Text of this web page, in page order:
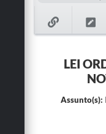
Ouvidoria
LegislaçãoLEI
Assunto(s):